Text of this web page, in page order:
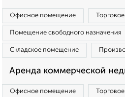
Офисное помещение
Помещение свободного назначения
Складское помещение
Аренда коммерческой
Офисное помещение